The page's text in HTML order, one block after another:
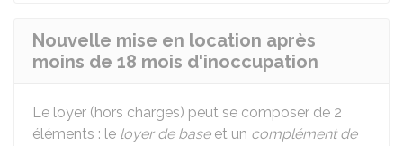
Nouvelle mise en location après
moins de 18 mois d'inoccupation
Le loyer (hors charges) peut se composer de 2
éléments : le loyer de baseet un complément de